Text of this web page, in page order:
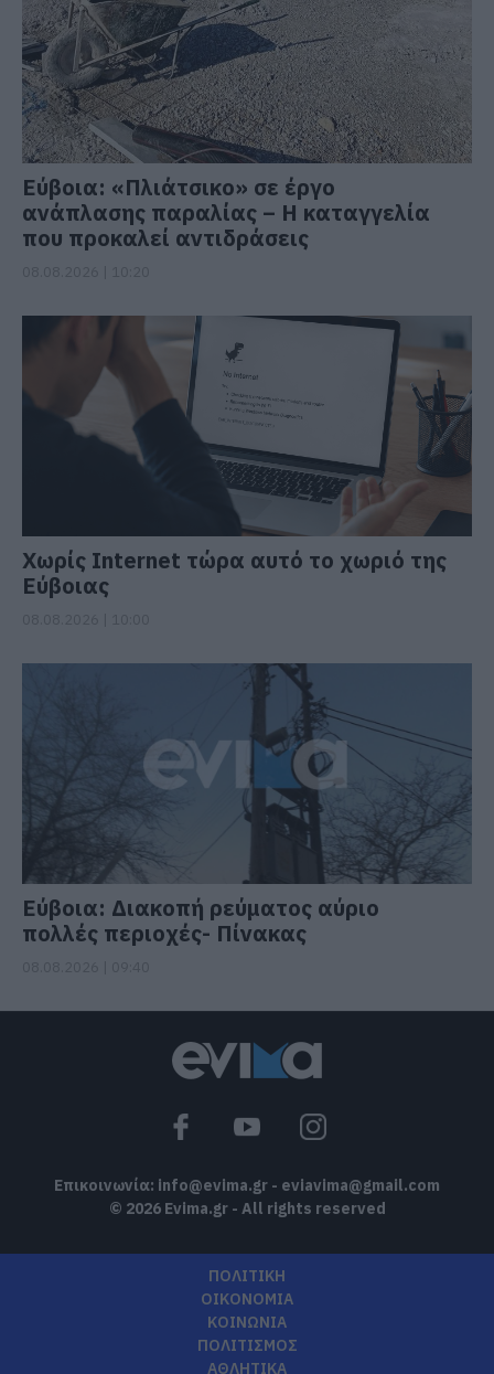
Εύβοια: «Πλιάτσικο» σε έργο
ανάπλασης παραλίας – Η καταγγελία
που προκαλεί αντιδράσεις
Χωρίς Internet τώρα αυτό το χωριό της
Εύβοιας
Εύβοια: Διακοπή ρεύματος αύριο
πολλές περιοχές- Πίνακας
Επικοινωνία: info@evima.gr - eviavima@gmail.com
© 2026 Evima.gr - All rights reserved
ΠΟΛΙΤΙΚΗ
ΟΙΚΟΝΟΜΙΑ
ΚΟΙΝΩΝΙΑ
ΠΟΛΙΤΙΣΜΟΣ
ΑΘΛΗΤΙΚΑ